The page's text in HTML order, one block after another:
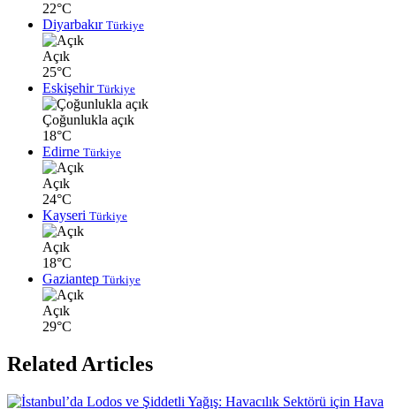
22°C
Diyarbakır Türkiye
Açık
25°C
Eskişehir Türkiye
Çoğunlukla açık
18°C
Edirne Türkiye
Açık
24°C
Kayseri Türkiye
Açık
18°C
Gaziantep Türkiye
Açık
29°C
Related Articles